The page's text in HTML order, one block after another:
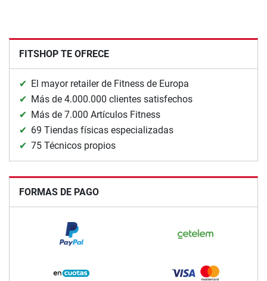
FITSHOP TE OFRECE
El mayor retailer de Fitness de Europa
Más de 4.000.000 clientes satisfechos
Más de 7.000 Artículos Fitness
69 Tiendas físicas especializadas
75 Técnicos propios
FORMAS DE PAGO